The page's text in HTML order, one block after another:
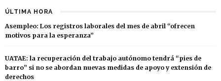
ÚLTIMA HORA
Asempleo: Los registros laborales del mes de abril “ofrecen
motivos para la esperanza”
UATAE: la recuperación del trabajo autónomo tendrá “pies de
barro” si no se abordan nuevas medidas de apoyo y extensión de
derechos